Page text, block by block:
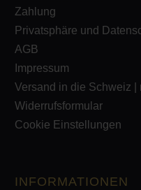
Zahlung
Privatsphäre und
AGB
Impressum
Versand in die Schweiz |
Widerrufsformular
Cookie Einstellungen
INFORMATIONEN